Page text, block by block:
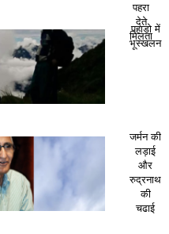
पहरा
देते
मिलता
पहाड़ो में
भूस्खलन
जर्मन की
लड़ाई
और
रुद्रनाथ
की
चढाई